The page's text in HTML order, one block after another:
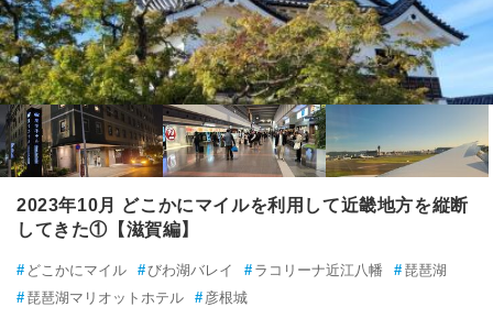
2023年10月 どこかにマイルを利用して近畿地方を縦断
してきた①【滋賀編】
# どこかにマイル #びわ湖バレイ # ラコリーナ近江八幡 # 琵琶湖
# 琵琶湖マリオットホテル # 彦根城